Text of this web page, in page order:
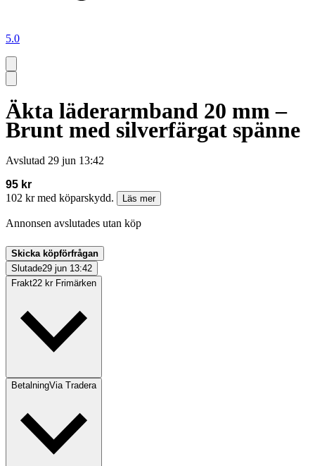
5.0
Äkta läderarmband 20 mm –
Brunt med silverfärgat spänne
Avslutad 29 jun 13:42
95 kr
102 kr med köparskydd.
Läs mer
Annonsen avslutades utan köp
Skicka köpförfrågan
Slutade29 jun 13:42
Frakt22 kr Frimärken
BetalningVia Tradera